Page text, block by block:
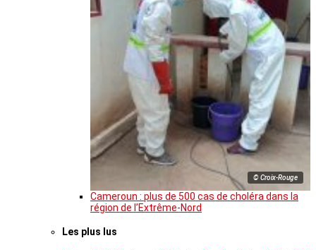
© Croix-Rouge
Cameroun : plus de 500 cas de choléra dans la
région de l’Extrême-Nord
Les plus lus